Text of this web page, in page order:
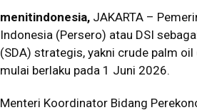
menitindonesia, JAKARTA –
Indonesia (Persero) atau DSI
(SDA) strategis, yakni crude palm
mulai berlaku pada 1 Juni 2026.
Menteri Koordinator Bidang